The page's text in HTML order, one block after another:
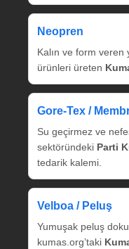
Neopren
Kalın ve form veren
ürünleri üreten
Gore‑Tex /
Su geçirmez ve
sektöründeki Parti
tedarik kalemi.
Velboa / Peluş
Yumuşak peluş
kumas.org’taki